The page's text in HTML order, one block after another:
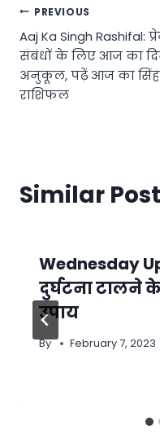
Post
navigation
PREVIOUS
Aaj Ka Singh Rashifal:
संबंधों के लिए आज का
अनुकूल, पढ़ें आज का सिंह
राशिफल
Similar
Wednesday
दुर्घटना टालने
उपाय
By February 7, 2023